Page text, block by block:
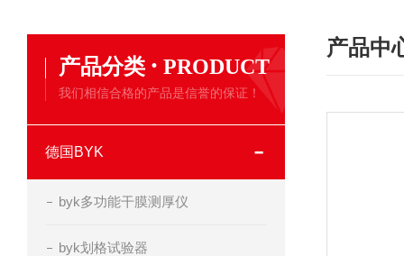
产品分类 · PRODUCT
我们相信合格的产品是信誉的保证！
德国BYK
byk多功能干膜测厚仪
byk划格试验器
产品中